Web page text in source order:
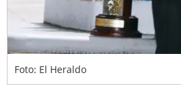
Foto: El Heraldo